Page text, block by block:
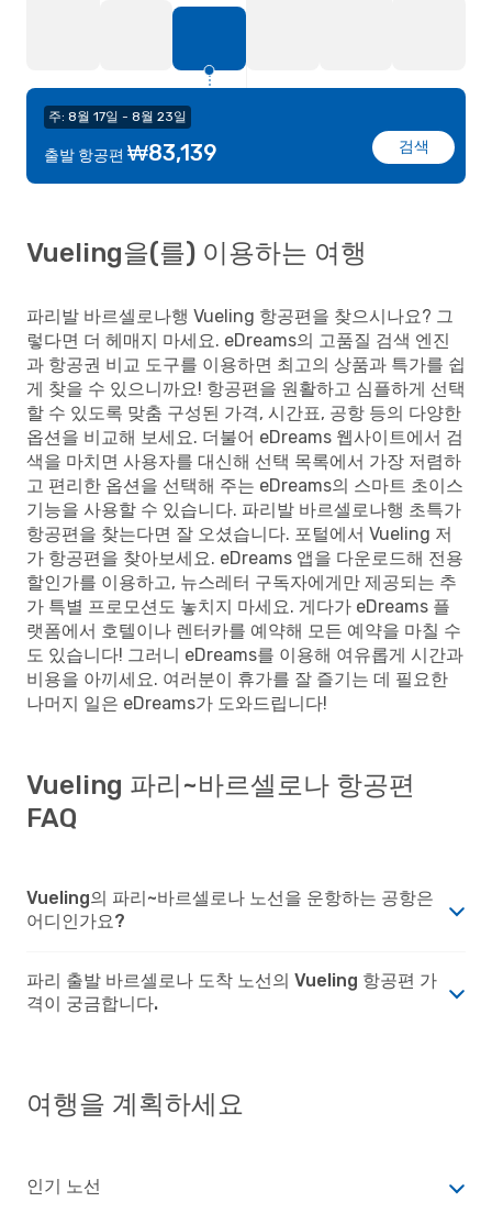
주: 8월 17일 - 8월 23일
출발 항공편 ₩83,139 검색
Vueling을(를) 이용하는 여행
파리발 바르셀로나행 Vueling 항공편을 찾으시나요? 그
렇다면 더 헤매지 마세요. eDreams의 고품질 검색 엔진
과 항공권 비교 도구를 이용하면 최고의 상품과 특가를 쉽
게 찾을 수 있으니까요! 항공편을 원활하고 심플하게 선택
할 수 있도록 맞춤 구성된 가격, 시간표, 공항 등의 다양한
옵션을 비교해 보세요. 더불어 eDreams 웹사이트에서 검
색을 마치면 사용자를 대신해 선택 목록에서 가장 저렴하
고 편리한 옵션을 선택해 주는 eDreams의 스마트 초이스
기능을 사용할 수 있습니다. 파리발 바르셀로나행 초특가
항공편을 찾는다면 잘 오셨습니다. 포털에서 Vueling 저
가 항공편을 찾아보세요. eDreams 앱을 다운로드해 전용
할인가를 이용하고, 뉴스레터 구독자에게만 제공되는 추
가 특별 프로모션도 놓치지 마세요. 게다가 eDreams 플
랫폼에서 호텔이나 렌터카를 예약해 모든 예약을 마칠 수
도 있습니다! 그러니 eDreams를 이용해 여유롭게 시간과
비용을 아끼세요. 여러분이 휴가를 잘 즐기는 데 필요한
나머지 일은 eDreams가 도와드립니다!
Vueling 파리~바르셀로나 항공편
FAQ
Vueling의 파리~바르셀로나 노선을 운항하는 공항은
어디인가요?
파리 출발 바르셀로나 도착 노선의 Vueling 항공편 가
격이 궁금합니다.
여행을 계획하세요
인기 노선